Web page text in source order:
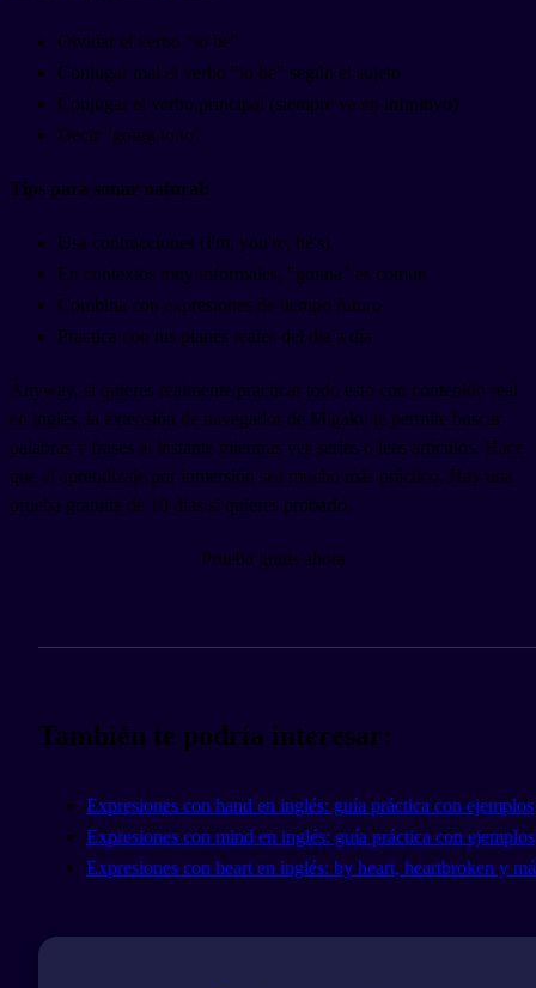
Olvidar el verbo "to be"
Conjugar mal el verbo "to be" según el sujeto
Conjugar el verbo principal (siempre va en infinitivo)
Decir "going to to"
Tips para sonar natural:
Usa contracciones (I'm, you're, he's)
En contextos muy informales, "gonna" es común
Combina con expresiones de tiempo futuro
Practica con tus planes reales del día a día
Anyway, si quieres realmente practicar todo esto con contenido real
en inglés, la extensión de navegador de Migaku te permite buscar
palabras y frases al instante mientras ves series o lees artículos. Hace
que el aprendizaje por inmersión sea mucho más práctico. Hay una
prueba gratuita de 10 días si quieres probarlo.
Prueba gratis ahora
También te podría interesar:
Expresiones con hand en inglés: guía práctica con ejemplos
Expresiones con mind en inglés: guía práctica con ejemplos
Expresiones con heart en inglés: by heart, heartbroken y